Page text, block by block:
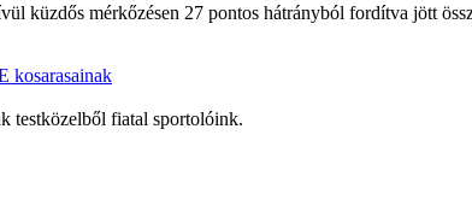
küzdős mérkőzésen 27 pontos hátrányból fordítva jött
kosarasainak
testközelből fiatal sportolóink.